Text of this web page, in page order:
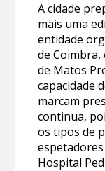
A cidade
mais uma
entidade
de
de Matos
capacidade
marcam
continua,
os tipos de
Hospital